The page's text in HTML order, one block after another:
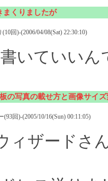
まくりましたが
回)-(2006/04/08(Sat) 22:30:10)
いていい
の写真の載せ方と画像サイ
(93回)-(2005/10/16(Sun) 00:11:05)
ィザードさ